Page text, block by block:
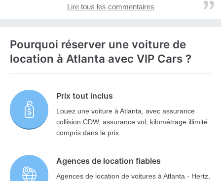
Lire tous les commentaires
Pourquoi réserver une voiture de
location à Atlanta avec VIP Cars ?
Prix tout inclus
Louez une voiture à Atlanta, avec assurance
collision CDW, assurance vol, kilométrage illimité
compris dans le prix.
Agences de location fiables
Agences de location de voitures à Atlanta - Hertz,